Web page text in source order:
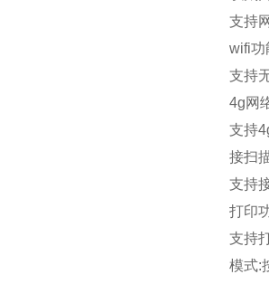
支持
wifi功
支持
4g网
支持
接扫
支持
打印
支持
模式: